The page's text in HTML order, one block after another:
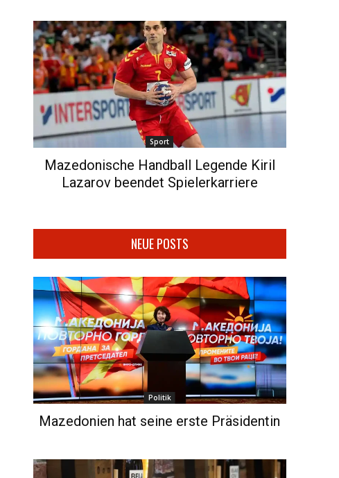
Sport
Mazedonische Handball Legende Kiril
Lazarov beendet Spielerkarriere
NEUE POSTS
Politik
Mazedonien hat seine erste Präsidentin